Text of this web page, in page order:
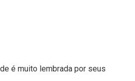
é muito lembrada por seus